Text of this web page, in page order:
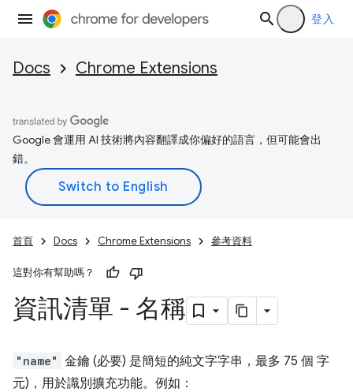
登入
Docs Chrome Extensions
Google 會運用 AI 技術將內容翻譯成你偏好的語言，但可能會出
錯。
首頁 Docs Chrome Extensions 參考資料
這對你有幫助嗎？
資訊清單 - 名稱
"name" 金鑰 (必要) 是簡短的純文字字串，最多 75 個 字
元)，用於識別擴充功能。例如：